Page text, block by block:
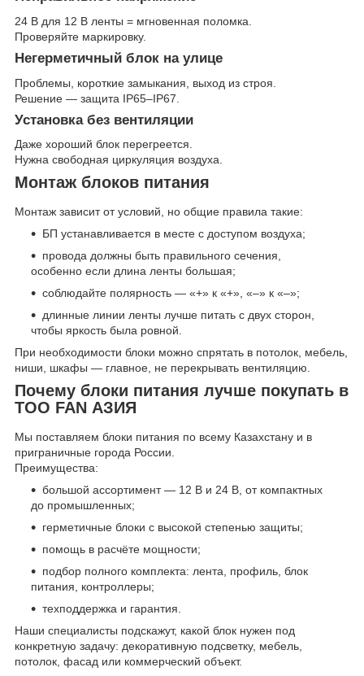
24 В для 12 В ленты = мгновенная поломка.
Проверяйте маркировку.
Негерметичный блок на улице
Проблемы, короткие замыкания, выход из строя.
Решение — защита IP65–IP67.
Установка без вентиляции
Даже хороший блок перегреется.
Нужна свободная циркуляция воздуха.
Монтаж блоков питания
Монтаж зависит от условий, но общие правила такие:
БП устанавливается в месте с доступом воздуха;
провода должны быть правильного сечения,
особенно если длина ленты большая;
соблюдайте полярность — «+» к «+», «–» к «–»;
длинные линии ленты лучше питать с двух сторон,
чтобы яркость была ровной.
При необходимости блоки можно спрятать в потолок, мебель,
ниши, шкафы — главное, не перекрывать вентиляцию.
Почему блоки питания лучше покупать в
ТОО FAN АЗИЯ
Мы поставляем блоки питания по всему Казахстану и в
приграничные города России.
Преимущества:
большой ассортимент — 12 В и 24 В, от компактных
до промышленных;
герметичные блоки с высокой степенью защиты;
помощь в расчёте мощности;
подбор полного комплекта: лента, профиль, блок
питания, контроллеры;
техподдержка и гарантия.
Наши специалисты подскажут, какой блок нужен под
конкретную задачу: декоративную подсветку, мебель,
потолок, фасад или коммерческий объект.